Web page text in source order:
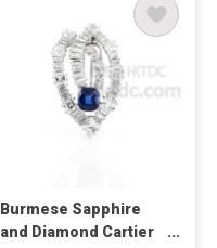
Burmese Sapphire
and Diamond Cartier